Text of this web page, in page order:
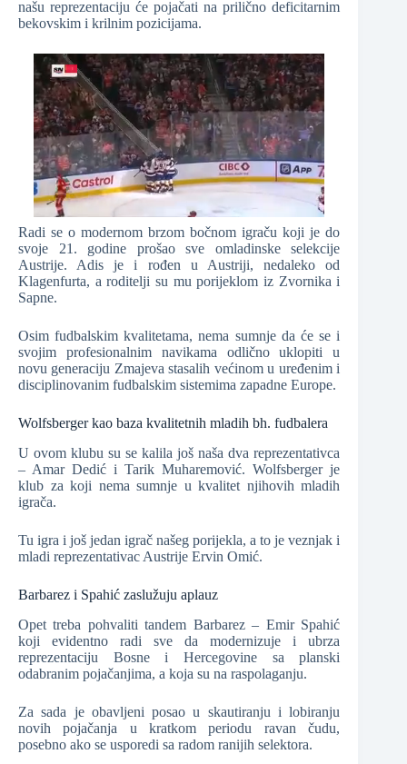
našu reprezentaciju će pojačati na prilično deficitarnim
bekovskim i krilnim pozicijama.
Radi se o modernom brzom bočnom igraču koji je do
svoje 21. godine prošao sve omladinske selekcije
Austrije. Adis je i rođen u Austriji, nedaleko od
Klagenfurta, a roditelji su mu porijeklom iz Zvornika i
Sapne.
Osim fudbalskim kvalitetama, nema sumnje da će se i
svojim profesionalnim navikama odlično uklopiti u
novu generaciju Zmajeva stasalih većinom u uređenim i
disciplinovanim fudbalskim sistemima zapadne Europe.
Wolfsberger kao baza kvalitetnih mladih bh. fudbalera
U ovom klubu su se kalila još naša dva reprezentativca
– Amar Dedić i Tarik Muharemović. Wolfsberger je
klub za koji nema sumnje u kvalitet njihovih mladih
igrača.
Tu igra i još jedan igrač našeg porijekla, a to je veznjak i
mladi reprezentativac Austrije Ervin Omić.
Barbarez i Spahić zaslužuju aplauz
Opet treba pohvaliti tandem Barbarez – Emir Spahić
koji evidentno radi sve da modernizuje i ubrza
reprezentaciju Bosne i Hercegovine sa planski
odabranim pojačanjima, a koja su na raspolaganju.
Za sada je obavljeni posao u skautiranju i lobiranju
novih pojačanja u kratkom periodu ravan čudu,
posebno ako se usporedi sa radom ranijih selektora.